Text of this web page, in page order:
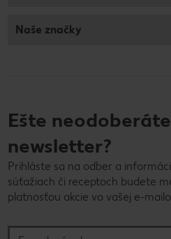
Naše značky
Ešte
newsletter?
Prihláste sa na odber a
súťažiach či receptoch budete
platnosťou akcie vo vašej e-